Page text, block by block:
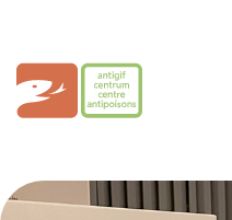
Centre Antipoisons